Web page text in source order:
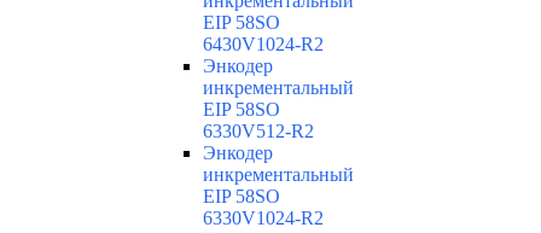
EIP 58SO
6430V1024-R2
Энкодер
инкрементальный
EIP 58SO
6330V512-R2
Энкодер
инкрементальный
EIP 58SO
6330V1024-R2